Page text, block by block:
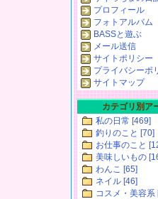
プロフィール
フォトアルバム
BASSと遊ぶ
メール送信
サイトポリシー
プライバシーポ
サイトマップ
カテゴリ別ア
私の日常 [469]
釣りのこと [70]
お仕事のこと
美味しいもの
わんこ [65]
ネイル [46]
コスメ・美容系